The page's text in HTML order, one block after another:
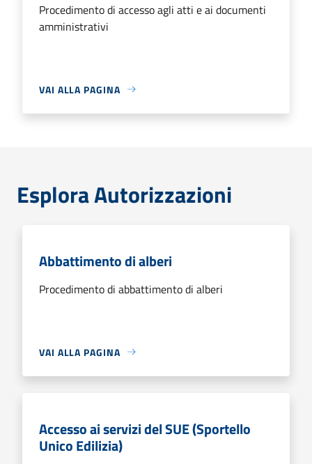
Procedimento di accesso agli atti e ai documenti
amministrativi
VAI ALLA PAGINA
Esplora Autorizzazioni
Abbattimento di alberi
Procedimento di abbattimento di alberi
VAI ALLA PAGINA
Accesso ai servizi del SUE (Sportello
Unico Edilizia)